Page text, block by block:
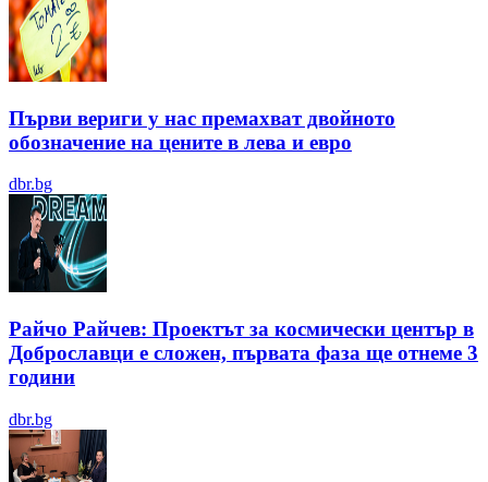
Първи вериги у нас премахват двойното
обозначение на цените в лева и евро
dbr.bg
Райчо Райчев: Проектът за космически център в
Доброславци е сложен, първата фаза ще отнеме 3
години
dbr.bg